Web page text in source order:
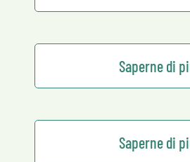
Saperne di
Saperne di